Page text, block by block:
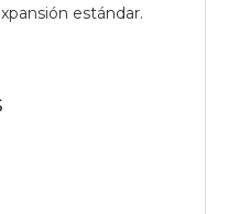
estándar.